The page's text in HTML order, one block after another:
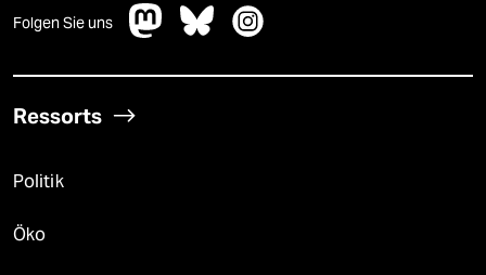
Folgen Sie uns
Ressorts
Politik
Öko